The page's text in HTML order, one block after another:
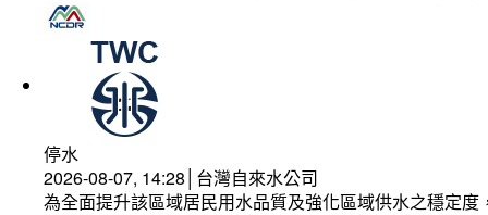
停水
2026-08-07, 14:28│台灣自來水公司
為全面提升該區域居民用水品質及強化區域供水之穩定